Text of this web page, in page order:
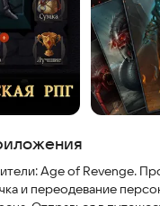
Age of Revenge.
и переодевание